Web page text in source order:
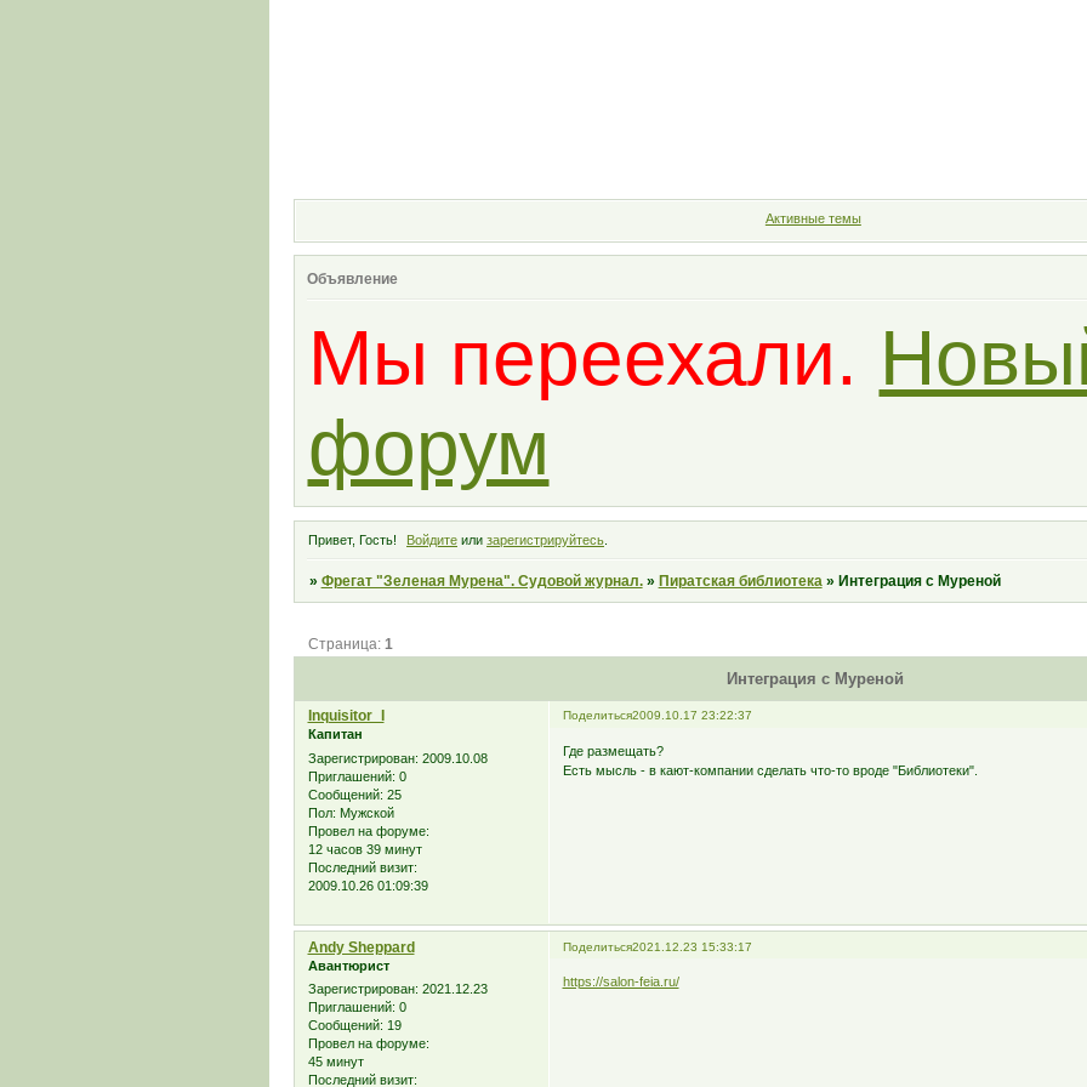
Активные темы
Объявление
Мы переехали.
форум
Привет, Гость! Войдите или зарегистрируйтесь
» Фрегат "Зеленая Мурена". Судовой журнал. » Пиратская библиотека » Интеграция с Муреной
Интеграция с Муреной
Страница: 1
Поделиться2009.10.17 23:22:37
Inquisitor_I
Капитан
Зарегистрирован: 2009.10.08
Приглашений: 0
Сообщений: 25
Пол: Мужской
Провел на форуме:
12 часов 39 минут
Последний визит:
2009.10.26 01:09:39
Где размещать?
Есть мысль - в кают-компании сделать что-то вроде "Библиотеки".
Поделиться2021.12.23 15:33:17
Andy Sheppard
Авантюрист
Зарегистрирован: 2021.12.23
Приглашений: 0
Сообщений: 19
Провел на форуме:
45 минут
Последний визит:
https://salon-feia.ru/